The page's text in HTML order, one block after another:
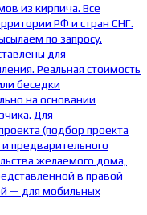
из кирпича. Все
РФ и стран СНГ.
по запросу.
для
Реальная стоимость
беседки
на основании
Для
(подбор проекта
предварительного
желаемого дома,
в правой
— для мобильных